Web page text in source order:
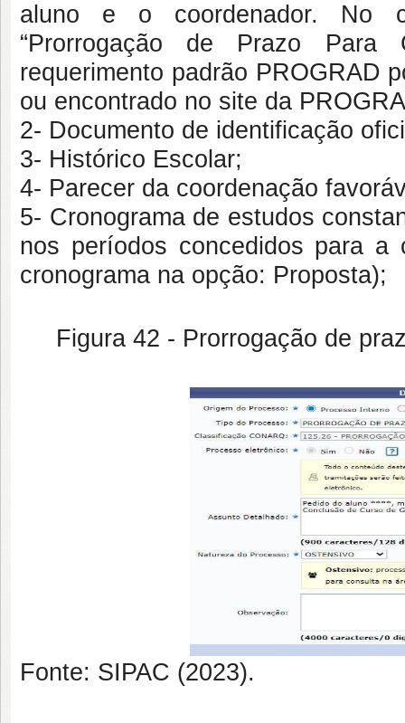
aluno e o coordenador. No
“Prorrogação de Prazo
requerimento padrão PROGRAD
ou encontrado no site da
2- Documento de identificação
3- Histórico Escolar;
4- Parecer da coordenação
5- Cronograma de estudos
nos períodos concedidos para
cronograma na opção: Proposta);
Figura 42 - Prorrogação de
Fonte: SIPAC (2023).